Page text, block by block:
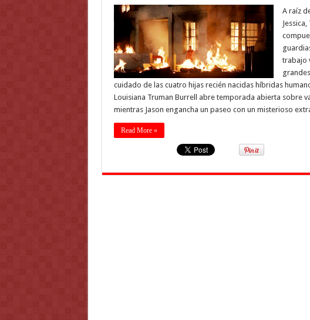
A raíz
trabajo
cuidado de las cuatro hijas recién nacidas híbridas
Louisiana Truman Burrell abre temporada abierta sobre
mientras Jason engancha un paseo con un misterioso
Read More »